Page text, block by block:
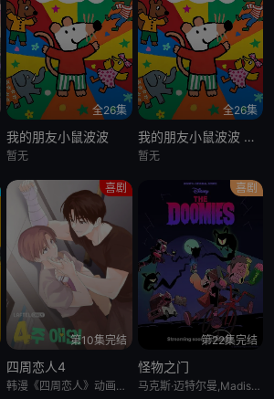
全26集
我的朋友小鼠波波
暂无
全26集
我的朋友小鼠波波 英语版
暂无
喜剧
第10集完结
四周恋人4
韩漫《四周恋人》动画化决定！
喜剧
第22集完结
怪物之门
马克斯·迈特尔曼,Madison Calderon,Noel Gibson,乔恩·贝利,泽赫拉·法扎勒